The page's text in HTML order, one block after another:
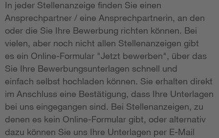
In jeder Stellenanzeige finden Sie einen
Ansprechpartner / eine Ansprechpartnerin, an den
oder die Sie Ihre Bewerbung richten können. Bei
vielen, aber noch nicht allen Stellenanzeigen gibt
es ein Online-Formular "Jetzt bewerben", über das
Sie Ihre Bewerbungsunterlagen schnell und
einfach selbst hochladen können. Sie erhalten direkt
im Anschluss eine Bestätigung, dass Ihre Unterlagen
bei uns eingegangen sind. Bei Stellenanzeigen, zu
denen es kein Online-Formular gibt, oder alternativ
dazu können Sie uns Ihre Unterlagen per E-Mail